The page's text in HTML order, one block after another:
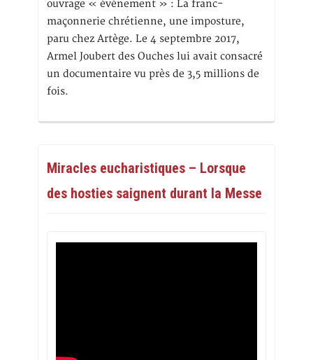
ouvrage « événement » : La franc-
maçonnerie chrétienne, une imposture,
paru chez Artège. Le 4 septembre 2017,
Armel Joubert des Ouches lui avait consacré
un documentaire vu près de 3,5 millions de
fois.
Miracles eucharistiques – Lorsque
des hosties saignent durant la Messe